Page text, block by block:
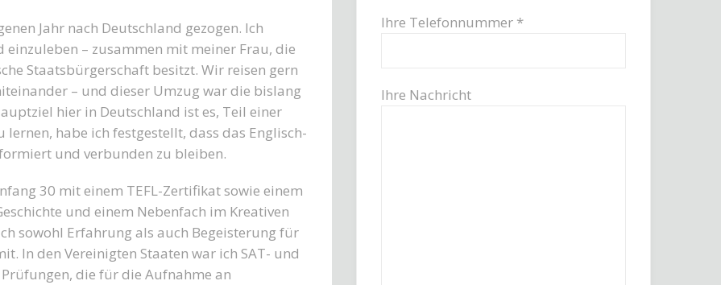
Jahr nach Deutschland gezogen. Ich
einzuleben – zusammen mit meiner Frau, die
Staatsbürgerschaft besitzt. Wir reisen gern
– und dieser Umzug war die bislang
hier in Deutschland ist es, Teil einer
lernen, habe ich festgestellt, dass das Englisch-
und verbunden zu bleiben.
30 mit einem TEFL-Zertifikat sowie einem
und einem Nebenfach im Kreativen
sowohl Erfahrung als auch Begeisterung für
In den Vereinigten Staaten war ich SAT- und
die für die Aufnahme an
Ihre Telefonnummer *
Ihre Nachricht